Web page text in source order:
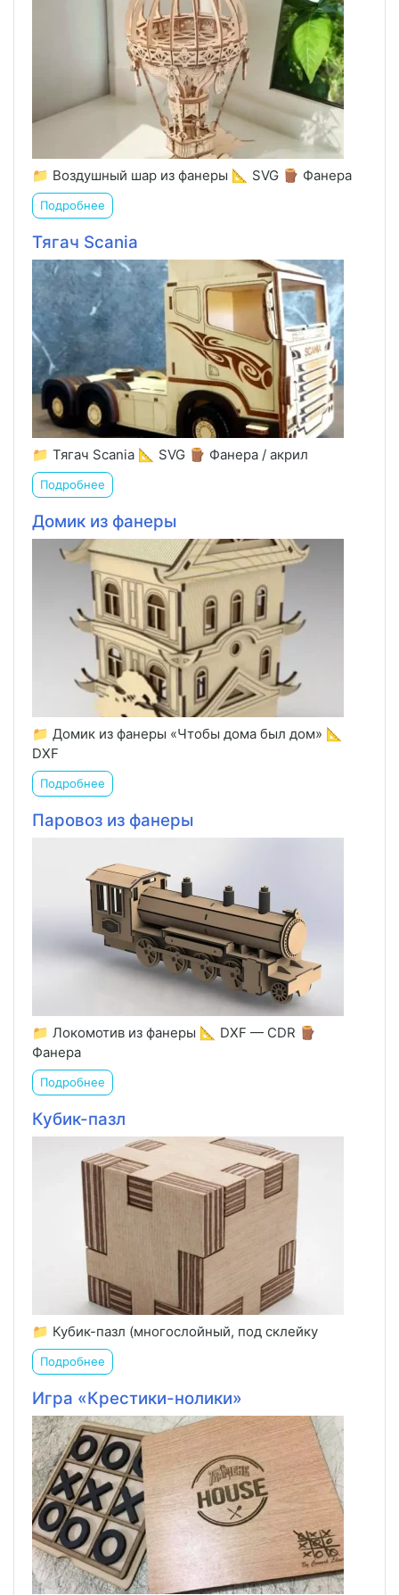
📁 Воздушный шар из фанеры 📐 SVG 🪵 Фанера
Подробнее
Тягач Scania
📁 Тягач Scania 📐 SVG 🪵 Фанера / акрил
Подробнее
Домик из фанеры
📁 Домик из фанеры «Чтобы дома был дом» 📐
DXF
Подробнее
Паровоз из фанеры
📁 Локомотив из фанеры 📐 DXF — CDR 🪵
Фанера
Подробнее
Кубик-пазл
📁 Кубик-пазл (многослойный, под склейку
Подробнее
Игра «Крестики-нолики»